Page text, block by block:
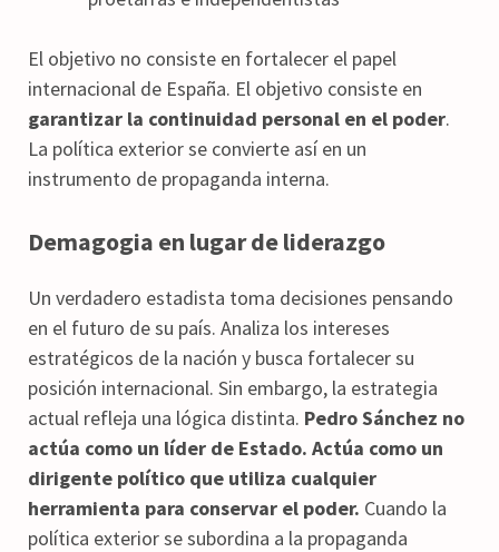
El objetivo no consiste en fortalecer el papel
internacional de España. El objetivo consiste en
garantizar la continuidad personal en el poder.
La política exterior se convierte así en un
instrumento de propaganda interna.
Demagogia en lugar de liderazgo
Un verdadero estadista toma decisiones pensando
en el futuro de su país. Analiza los intereses
estratégicos de la nación y busca fortalecer su
posición internacional. Sin embargo, la estrategia
actual refleja una lógica distinta. Pedro Sánchez no
actúa como un líder de Estado. Actúa como un
dirigente político que utiliza cualquier
herramienta para conservar el poder. Cuando la
política exterior se subordina a la propaganda